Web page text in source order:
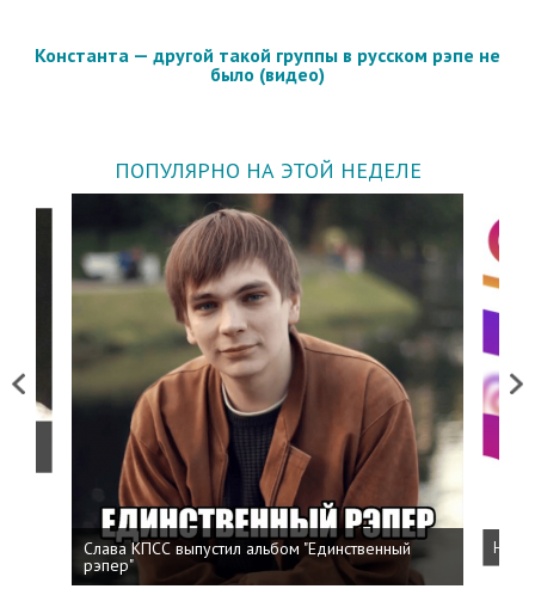
Константа — другой такой группы в русском рэпе не
было (видео)
ПОПУЛЯРНО НА ЭТОЙ НЕДЕЛЕ
Previous
Слава КПСС выпустил альбом "Единственный
рэпер"
Next